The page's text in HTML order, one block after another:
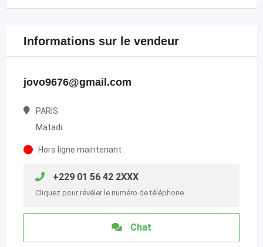
Informations sur le vendeur
jovo9676@gmail.com
PARIS
Matadi
Hors ligne maintenant
+229 01 56 42 2XXX
Cliquez pour révéler le numéro de téléphone
Chat